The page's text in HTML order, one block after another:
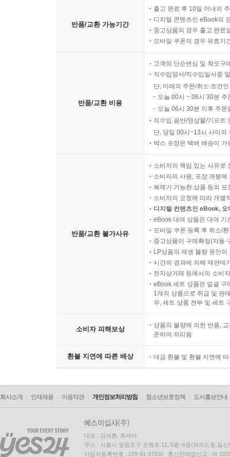
시인인 김유태가 한강 작가와 진행한 인터뷰 전
한강 작가의 노벨 문학상 수상 소식이 들려왔
한국문학사의 기념비적인 사건임은 물론, 문학의
위기 속에 피어난 ‘빛의 광장’에 모인 시민들은
곱씹으며 결연한 의지를 다졌다. 문학이 거리로
속에서도 지극한 사랑을 이야기하는 작가 한강
반품/교환 가능기간
출고 완료 후 10일 이내의
디지털 콘텐츠인 eBook의
중고상품의 경우 출고 완료
모바일 쿠폰의 경우 유효기
반품/교환 비용
고객의 단순변심 및 착오구
직수입양서/직수입일서중
단, 아래의 주문/취소 조건
오늘 00시 ~ 06시 30분
오늘 06시 30분 이후 주
직수입 음반/영상물/기프트
단, 당일 00시~13시 사이의
박스 포장은 택배 배송이
반품/교환 불가사유
소비자의 책임 있는 사유로
소비자의 사용, 포장 개봉
복제가 가능한 상품 등의
소비자의 요청에 따라 개별
디지털 컨텐츠인 eBook,
eBook 대여 상품은 대여 기
모바일 쿠폰 등록 후 취소/
중고상품이 구매확정(자동
LP상품의 재생 불량 원인
시간의 경과에 의해 재판매
전자상거래 등에서의 소비
eBook 세트 상품은 일괄 구
1개의 상품으로 취급 및 판
우, 세트 상품 전부 및 세트
소비자 피해보상
상품의 불량에 의한 반품,
준하여 처리됨
환불 지연에 따른 배상 대금 환불 및 환불 지연에
회사소개 인재채용 이용약관 개인정보처리방침 청소년보호정책 도서홍보안내
대표 : 김석환, 최세라
주소 : 서울시 영등포구 은행로 11, 5층~6층(여의도동,일신
사업자등록번호 : 229-81-37000 통신판매업신고 : 제